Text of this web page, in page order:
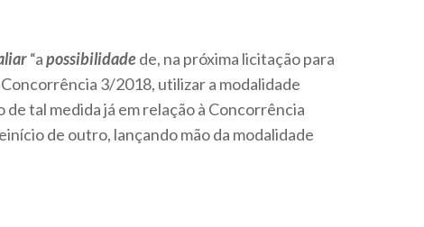
“apossibilidadede, na próxima licitação para
3/2018, utilizar a modalidade
de tal medida já em relação à Concorrência
de outro, lançando mão da modalidade